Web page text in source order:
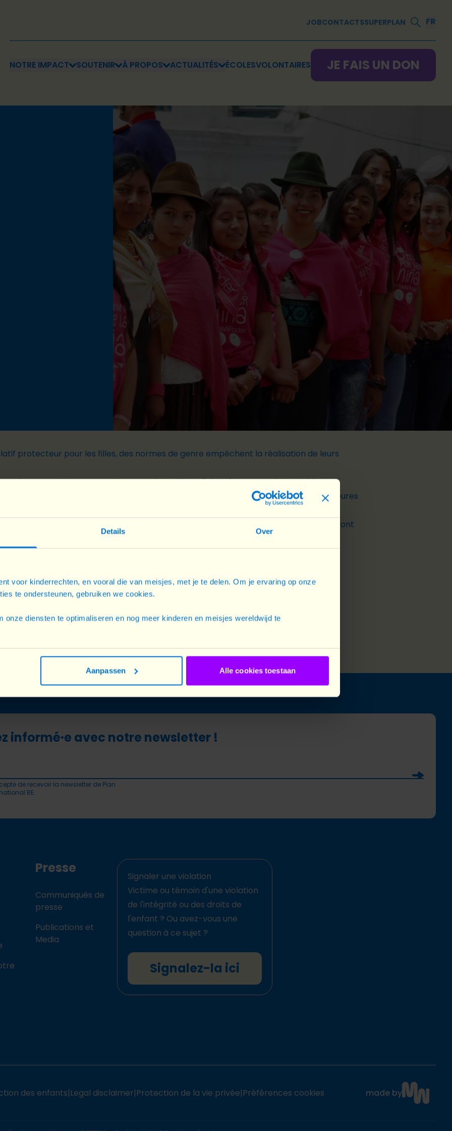
Details Over
voor kinderrechten, en vooral die van meisjes, met je te delen. Om je ervaring op onze
te ondersteunen, gebruiken we cookies.
onze diensten te optimaliseren en nog meer kinderen en meisjes wereldwijd te
Aanpassen Alle cookies toestaan
JOBCONTACTSSUPERPLAN FR
NOTRE IMPACT SOUTENIR À PROPOS ACTUALITÉS ÉCOLESVOLONTAIRES JE FAIS UN DON
protecteur pour les filles, des normes de genre empêchent la réalisation de leurs
et en sciences, quand on attend des filles qu'elles s'occupent de leurs frères et
plus de trois fois plus de temps que les garçons aux tâches ménagères – 24 heures
subissent des violences dans des proportions dramatiques : sept femmes sur dix ont
complet.
JE TÉLÉCHARGE LE RAPPORT
informé·e avec notre newsletter !
de recevoir la newsletter de Plan
BE.
Soumettre
Presse
Communiqués de
presse
Publications et
Media
Signaler une violation
Victime ou témoin d'une violation
de l'intégrité ou des droits de
l'enfant ? Ou avez-vous une
question à ce sujet ?
Signalez-la ici
des enfants|Legal disclaimer|Protection de la vie privée|Préférences cookies made by